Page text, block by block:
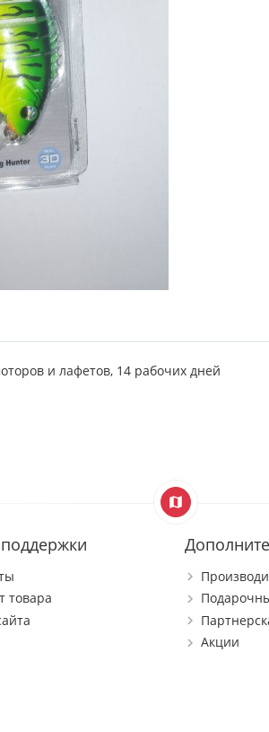
и лафетов, 14 рабочих дней
товара
Акции